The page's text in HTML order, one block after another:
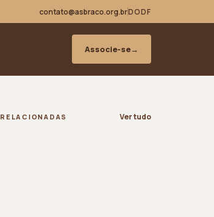
contato@asbraco.org.brDODF
Associe-se→
RELACIONADAS Ver tudo